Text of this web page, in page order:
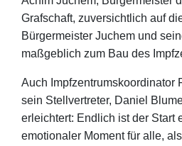
Grafschaft, zuversichtlich auf
Bürgermeister Juchem und
maßgeblich zum Bau des
Auch Impfzentrumskoordinator
sein Stellvertreter, Daniel
erleichtert: Endlich ist der Start
emotionaler Moment für alle,